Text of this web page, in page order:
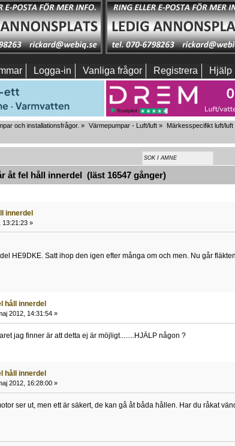
Logga-in Vanliga frågor Registrera Hjälp
och installationsfrågor. » Värmepumpar - Luft/luft» Märkesspecifikt luft/luft
åt fel håll innerdel (läst 16547 gånger)
innerdel
13:21:23 »
HE9DKE. Satt ihop den igen efter många om och men. Nu går
håll innerdel
2012, 14:31:54 »
jag finner är att detta ej är möjligt........HJÄLP någon ?
håll innerdel
2012, 16:28:00 »
ser ut, men ett är säkert, de kan gå åt båda hållen. Har du råkat